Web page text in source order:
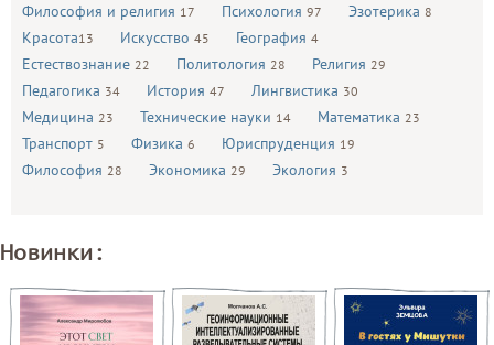
Философия и религия 17 Психология 97 Эзотерика 8
Красота13 Искусство 45 География 4
Естествознание 22 Политология 28 Религия 29
Педагогика 34 История 47 Лингвистика 30
Медицина 23 Технические науки 14 Математика 23
Транспорт 5 Физика 6 Юриспруденция 19
Философия 28 Экономика 29 Экология 3
Новинки: